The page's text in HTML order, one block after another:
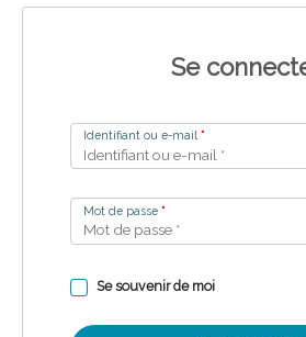
Se
Identifiant ou e-mail *
Mot de passe *
Se souvenir de moi